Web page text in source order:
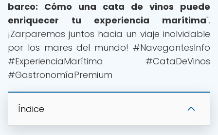
barco: Cómo una cata de vinos puede
enriquecer tu experiencia marítima".
¡Zarparemos juntos hacia un viaje inolvidable
por los mares del mundo! #NavegantesInfo
#ExperienciaMarítima #CataDeVinos
#GastronomíaPremium
Índice